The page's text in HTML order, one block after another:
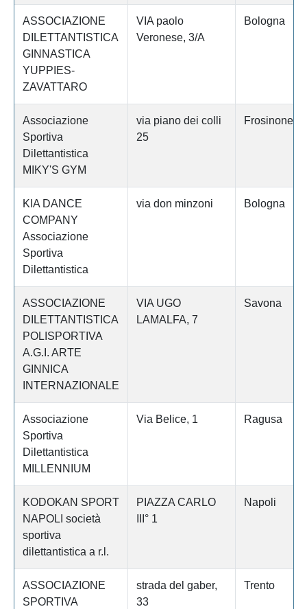
ASSOCIAZIONE
DILETTANTISTICA
GINNASTICA
YUPPIES-
ZAVATTARO
VIA paolo
Veronese, 3/A
Bologna
Associazione
Sportiva
Dilettantistica
MIKY'S GYM
via piano dei colli
25
Frosinone
KIA DANCE
COMPANY
Associazione
Sportiva
Dilettantistica
via don minzoni Bologna
ASSOCIAZIONE
DILETTANTISTICA
POLISPORTIVA
A.G.I. ARTE
GINNICA
INTERNAZIONALE
VIA UGO
LAMALFA, 7
Savona
Associazione
Sportiva
Dilettantistica
MILLENNIUM
Via Belice, 1 Ragusa
KODOKAN SPORT
NAPOLI società
sportiva
dilettantistica a r.l.
PIAZZA CARLO
III° 1
Napoli
ASSOCIAZIONE
SPORTIVA
strada del gaber,
33
Trento